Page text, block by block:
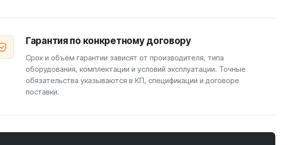
Гарантия по конкретному договору
Срок и объём гарантии зависят от производителя, типа
оборудования, комплектации и условий эксплуатации. Точные
обязательства указываются в КП, спецификации и договоре
поставки.